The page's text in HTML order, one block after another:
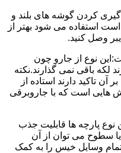
کردن گوشه های بلند و
استفاده می شود بهتر از
وصل کنید.
نوع از جارو چون
لکه باقی نمی گذارند.نکته
تاکید دارند استاده از
هایی است که با جاروبرقی
نوع پارچه ها قابلیت جذب
سطوح می توان از آن
تمام وسایل خیس را به کمک